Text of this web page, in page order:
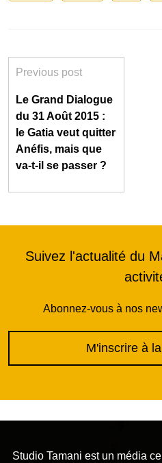
Previous post
Le Grand Dialogue
du 31 Août 2015 :
le Gatia veut quitter
Anéfis, mais que
va-t-il se passer ?
Suivez l'actualité du
Abonnez-vous à nos
M'inscrire à
Studio Tamani est un média